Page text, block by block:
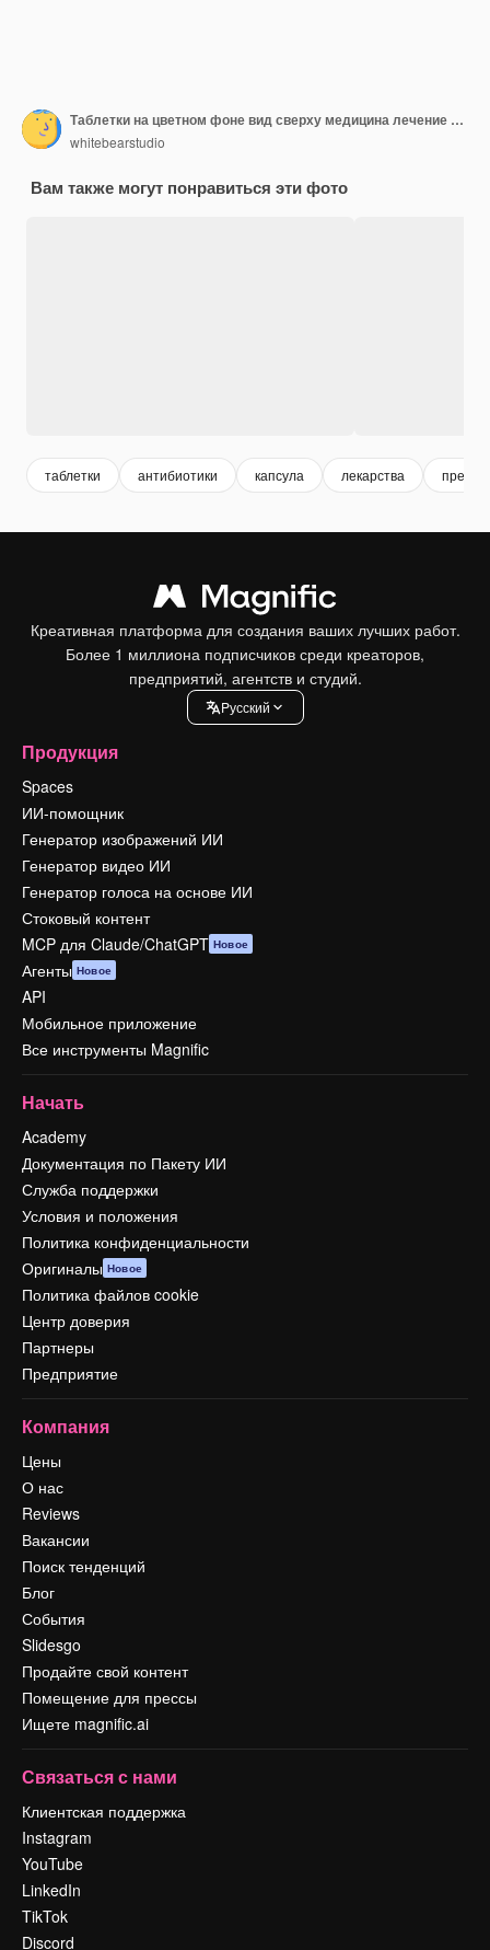
Таблетки на цветном фоне вид сверху медицина лечение болезни
whitebearstudio
Вам также могут понравиться эти фото
таблетки антибиотики капсула лекарства
Креативная платформа для создания ваших лучших работ.
Более 1 миллиона подписчиков среди креаторов,
предприятий, агентств и студий.
Pусский
Продукция
Spaces
ИИ-помощник
Генератор изображений ИИ
Генератор видео ИИ
Генератор голоса на основе ИИ
Стоковый контент
MCP для Claude/ChatGPT Новое
Агенты Новое
API
Мобильное приложение
Все инструменты Magnific
Начать
Academy
Документация по Пакету ИИ
Служба поддержки
Условия и положения
Политика конфиденциальности
Оригиналы Новое
Политика файлов cookie
Центр доверия
Партнеры
Предприятие
Компания
Цены
О нас
Reviews
Вакансии
Поиск тенденций
Блог
События
Slidesgo
Продайте свой контент
Помещение для прессы
Ищете magnific.ai
Связаться с нами
Клиентская поддержка
Instagram
YouTube
LinkedIn
TikTok
Discord